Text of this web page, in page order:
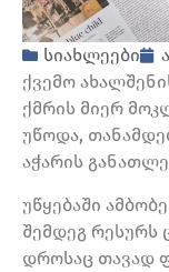
სიახლეები
ქვემო
ქმრის მიერ
უწოდა,
აჭარის
უწყებაში
შემდეგ რესურს
დროსაც თავად